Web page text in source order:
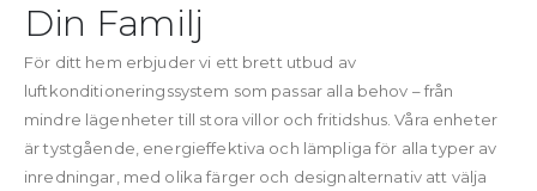
Din Familj
För ditt hem erbjuder vi ett brett utbud av
luftkonditioneringssystem som passar alla behov – från
mindre lägenheter till stora villor och fritidshus. Våra enheter
är tystgående, energieffektiva och lämpliga för alla typer av
inredningar, med olika färger och designalternativ att välja